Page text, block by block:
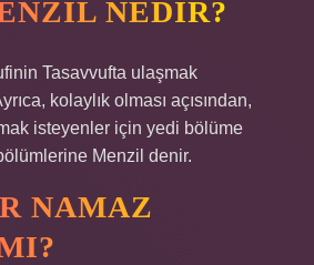
NEDIR?
Tasavvufta ulaşmak
kolaylık olması açısından,
isteyenler için yedi bölüme
Menzil denir.
NAMAZ